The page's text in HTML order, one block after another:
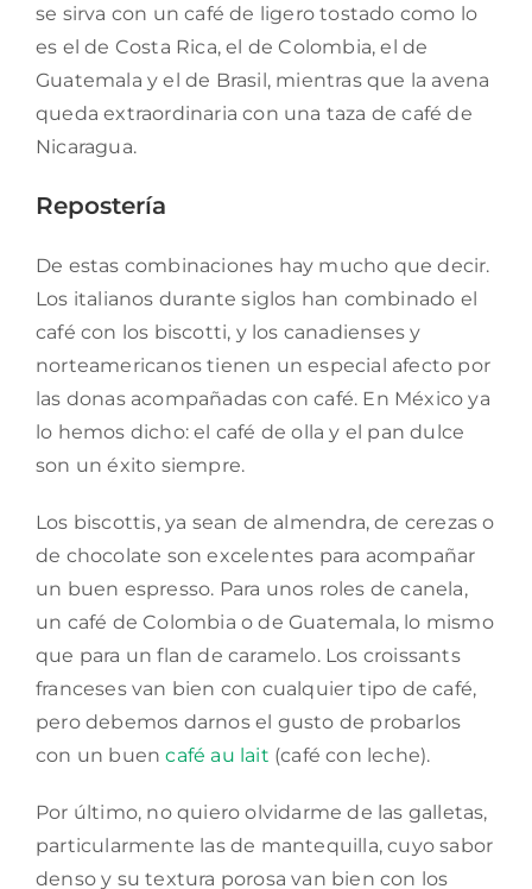
se sirva con un café de ligero tostado como lo
es el de Costa Rica, el de Colombia, el de
Guatemala y el de Brasil, mientras que la avena
queda extraordinaria con una taza de café de
Nicaragua.
Repostería
De estas combinaciones hay mucho que decir.
Los italianos durante siglos han combinado el
café con los biscotti, y los canadienses y
norteamericanos tienen un especial afecto por
las donas acompañadas con café. En México ya
lo hemos dicho: el café de olla y el pan dulce
son un éxito siempre.
Los biscottis, ya sean de almendra, de cerezas o
de chocolate son excelentes para acompañar
un buen espresso. Para unos roles de canela,
un café de Colombia o de Guatemala, lo mismo
que para un flan de caramelo. Los croissants
franceses van bien con cualquier tipo de café,
pero debemos darnos el gusto de probarlos
con un buencafé au lait (café con leche).
Por último, no quiero olvidarme de las galletas,
particularmente las de mantequilla, cuyo sabor
denso y su textura porosa van bien con los